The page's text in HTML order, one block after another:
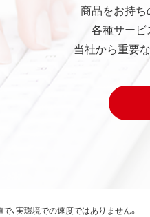
商品をお持ち
各種サービ
当社から重要
、実環境での速度ではありません。